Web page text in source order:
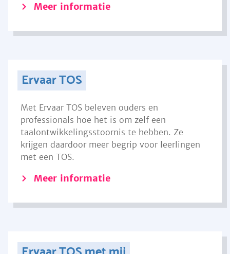
Meer informatie
Ervaar TOS
Met Ervaar TOS beleven ouders en
professionals hoe het is om zelf een
taalontwikkelingsstoornis te hebben. Ze
krijgen daardoor meer begrip voor leerlingen
met een TOS.
Meer informatie